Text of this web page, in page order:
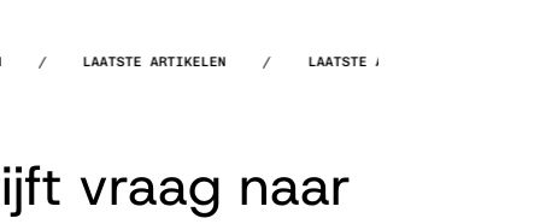
LAATSTE ARTIKELEN LAATSTE ARTIKELEN
vraag naar